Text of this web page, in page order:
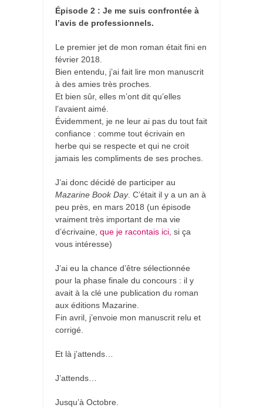
Épisode 2 : Je me suis confrontée à
l’avis de professionnels.
Le premier jet de mon roman était fini en
février 2018.
Bien entendu, j’ai fait lire mon manuscrit
à des amies très proches.
Et bien sûr, elles m’ont dit qu’elles
l’avaient aimé.
Évidemment, je ne leur ai pas du tout fait
confiance : comme tout écrivain en
herbe qui se respecte et qui ne croit
jamais les compliments de ses proches.
J’ai donc décidé de participer au
Mazarine Book Day. C’était il y a un an à
peu près, en mars 2018 (un épisode
vraiment très important de ma vie
d’écrivaine, que je racontais ici, si ça
vous intéresse)
J’ai eu la chance d’être sélectionnée
pour la phase finale du concours : il y
avait à la clé une publication du roman
aux éditions Mazarine.
Fin avril, j’envoie mon manuscrit relu et
corrigé.
Et là j’attends…
J’attends…
Jusqu’à Octobre.